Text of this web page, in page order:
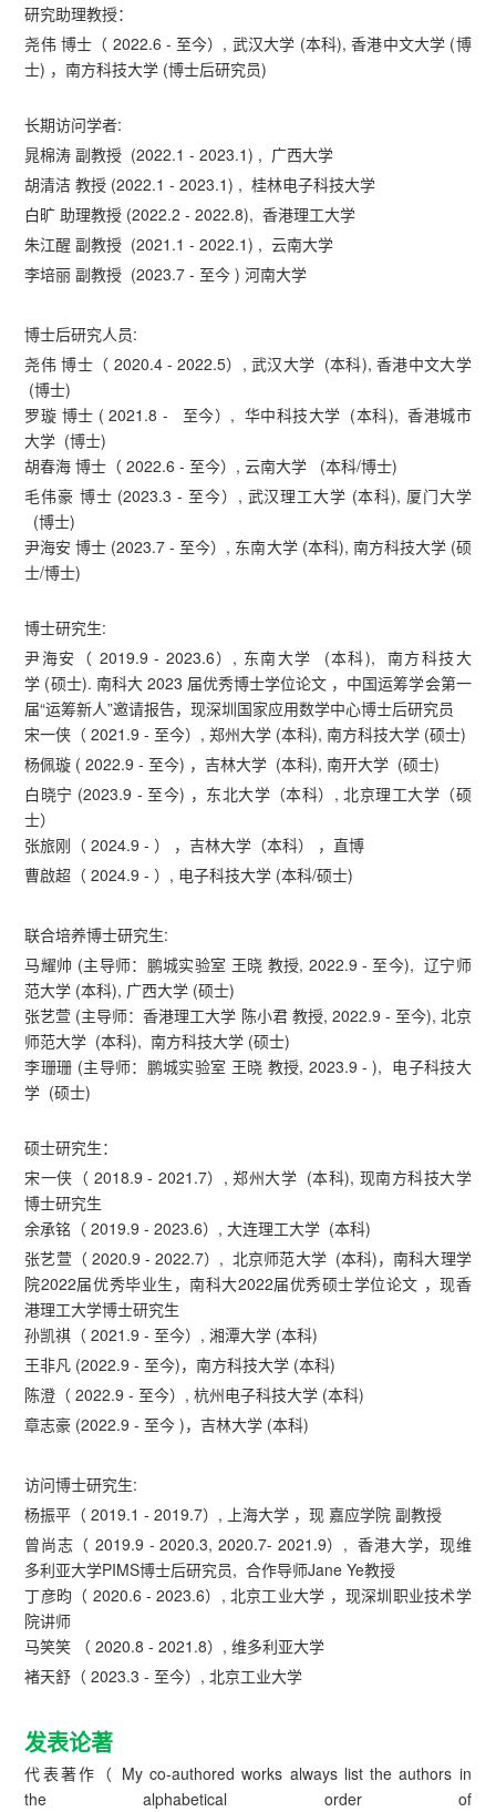
研究助理教授：
尧伟 博士（ 2022.6 - 至今）, 武汉大学 (本科), 香港中文大学 (博
士) ，南方科技大学 (博士后研究员)
长期访问学者:
晁棉涛 副教授 (2022.1 - 2023.1) , 广西大学
胡清洁 教授 (2022.1 - 2023.1) , 桂林电子科技大学
白旷 助理教授 (2022.2 - 2022.8), 香港理工大学
朱江醒 副教授 (2021.1 - 2022.1) , 云南大学
李培丽 副教授 (2023.7 - 至今 ) 河南大学
博士后研究人员:
尧伟 博士（ 2020.4 - 2022.5）, 武汉大学 (本科), 香港中文大学
(博士)
罗璇 博士 ( 2021.8 - 至今）, 华中科技大学 (本科), 香港城市
大学 (博士)
胡春海 博士（ 2022.6 - 至今）, 云南大学 (本科/博士)
毛伟豪 博士 (2023.3 - 至今）, 武汉理工大学 (本科), 厦门大学
(博士)
尹海安 博士 (2023.7 - 至今）, 东南大学 (本科), 南方科技大学 (硕
士/博士)
博士研究生:
尹海安（ 2019.9 - 2023.6）, 东南大学 (本科), 南方科技大
学 (硕士). 南科大 2023 届优秀博士学位论文 ，中国运筹学会第一
届“运筹新人”邀请报告，现深圳国家应用数学中心博士后研究员
宋一侠（ 2021.9 - 至今）, 郑州大学 (本科), 南方科技大学 (硕士)
杨佩璇 ( 2022.9 - 至今) ，吉林大学 (本科), 南开大学 (硕士)
白晓宁 (2023.9 - 至今) ，东北大学（本科）, 北京理工大学（硕
士）
张旅刚（ 2024.9 - ） ，吉林大学（本科） ，直博
曹啟超（ 2024.9 - ）, 电子科技大学 (本科/硕士)
联合培养博士研究生:
马耀帅 (主导师：鹏城实验室 王晓 教授, 2022.9 - 至今), 辽宁师
范大学 (本科), 广西大学 (硕士)
张艺萱 (主导师：香港理工大学 陈小君 教授, 2022.9 - 至今), 北京
师范大学 (本科), 南方科技大学 (硕士)
李珊珊 (主导师：鹏城实验室 王晓 教授, 2023.9 - ), 电子科技大
学 (硕士)
硕士研究生：
宋一侠（ 2018.9 - 2021.7）, 郑州大学 (本科), 现南方科技大学
博士研究生
余承铭（ 2019.9 - 2023.6）, 大连理工大学 (本科)
张艺萱（ 2020.9 - 2022.7）, 北京师范大学 (本科)，南科大理学
院2022届优秀毕业生，南科大2022届优秀硕士学位论文 ，现香
港理工大学博士研究生
孙凯祺（ 2021.9 - 至今）, 湘潭大学 (本科)
王非凡 (2022.9 - 至今)，南方科技大学 (本科)
陈澄（ 2022.9 - 至今）, 杭州电子科技大学 (本科)
章志豪 (2022.9 - 至今 )，吉林大学 (本科)
访问博士研究生:
杨振平（ 2019.1 - 2019.7）, 上海大学 ，现 嘉应学院 副教授
曾尚志（ 2019.9 - 2020.3, 2020.7- 2021.9）, 香港大学，现维
多利亚大学PIMS博士后研究员, 合作导师Jane Ye教授
丁彦昀（ 2020.6 - 2023.6）, 北京工业大学 ，现深圳职业技术学
院讲师
马笑笑 （ 2020.8 - 2021.8）, 维多利亚大学
褚天舒（ 2023.3 - 至今）, 北京工业大学
发表论著
代表著作（ My co-authored works always list the authors in
the alphabetical order of